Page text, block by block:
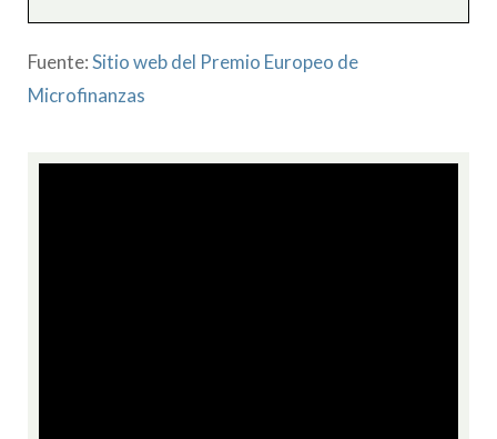
Fuente:Sitio web del Premio Europeo de
Microfinanzas